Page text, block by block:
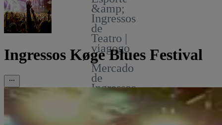
&amp;
Ingressos
de
Teatro |
viagogo
o
Mercado
de
Ingressos
Ingressos Køge Blues Festival